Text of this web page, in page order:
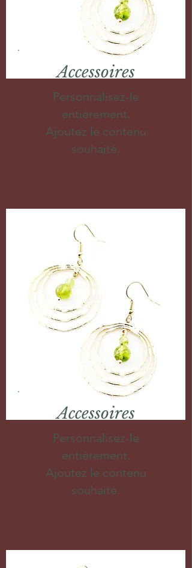
Accessoires
Personnalisez-le
entièrement.
Ajoutez le contenu
souhaité.
Accessoires
Personnalisez-le
entièrement.
Ajoutez le contenu
souhaité.